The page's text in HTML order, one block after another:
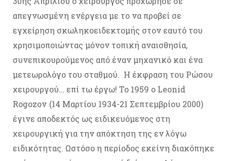
απεγνωσμένη ενέργεια με το να προβεί σε
εγχείρηση σκωληκοειδεκτομής στον εαυτό του
χρησιμοποιώντας μόνον τοπική αναισθησία,
συνεπικουρούμενος από έναν μηχανικό και ένα
μετεωρολόγο του σταθμού. Η έκφραση του Ρώσου
χειρουργού… επί τω έργω! Το 1959 ο Leonid
Rogozov (14 Μαρτίου 1934-21 Σεπτεμβρίου 2000)
έγινε αποδεκτός ως ειδικευόμενος στη
χειρουργική για την απόκτηση της εν λόγω
ειδικότητας. Ωστόσο η περίοδος εκείνη διακόπηκε